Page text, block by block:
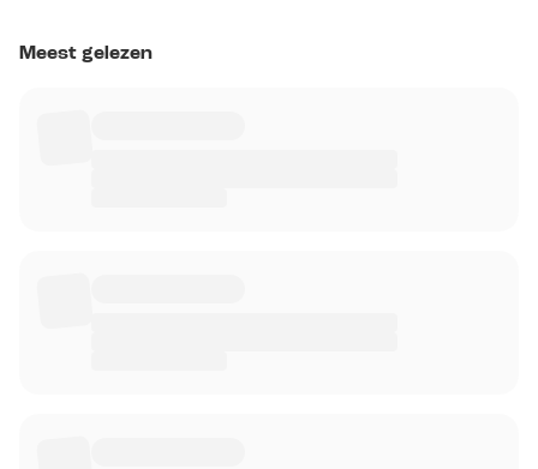
Meest gelezen